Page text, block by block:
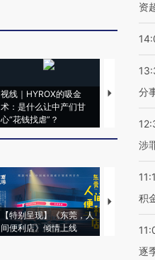
视线｜HYROX的吸金
术：是什么让中产们甘
心“花钱找虐”？
马航飞行员
粒摇头丸
【特别呈现】《东莞，人
间便利店》倾情上线
【推广】
会，让数
资
分
涉
积
逐